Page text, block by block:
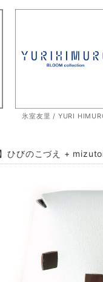
氷室友里 / YURI
】ひびのこづえ +